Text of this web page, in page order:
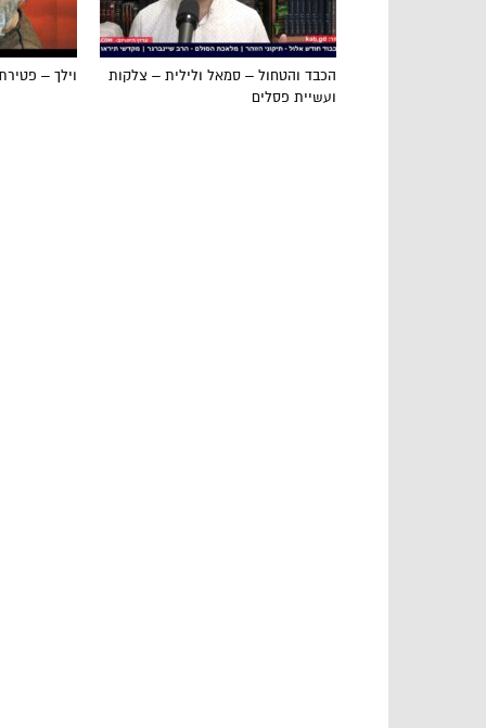
וילך –
הכבד והטחול – סמאל ולילית – צלקות
ועשיית פסלים